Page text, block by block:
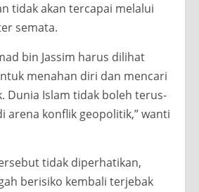
tidak akan tercapai melalui
semata.
bin Jassim harus dilihat
menahan diri dan mencari
Dunia Islam tidak boleh terus-
arena konflik geopolitik,” wanti
tidak diperhatikan,
berisiko kembali terjebak